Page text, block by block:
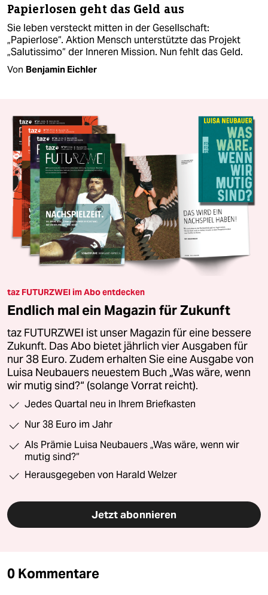
Papierlosen geht das Geld aus
Sie leben versteckt mitten in der Gesellschaft:
„Papierlose“. Aktion Mensch unterstützte das Projekt
„Salutissimo“ der Inneren Mission. Nun fehlt das Geld.
Von Benjamin Eichler
taz FUTURZWEI im Abo entdecken
Endlich mal ein Magazin für Zukunft
taz FUTURZWEI ist unser Magazin für eine bessere
Zukunft. Das Abo bietet jährlich vier Ausgaben für
nur 38 Euro. Zudem erhalten Sie eine Ausgabe von
Luisa Neubauers neuestem Buch „Was wäre, wenn
wir mutig sind?“ (solange Vorrat reicht).
Jedes Quartal neu in Ihrem Briefkasten
Nur 38 Euro im Jahr
Als Prämie Luisa Neubauers „Was wäre, wenn wir
mutig sind?“
Herausgegeben von Harald Welzer
Jetzt abonnieren
0 Kommentare